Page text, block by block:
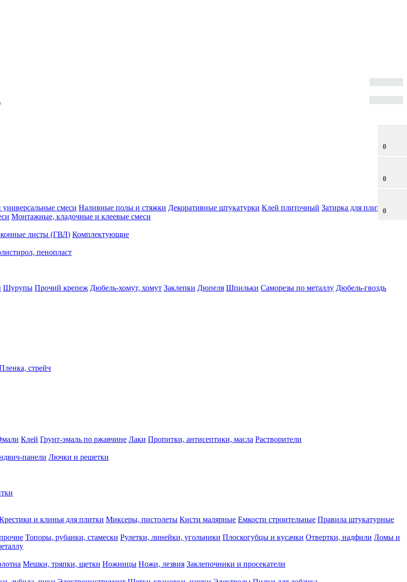
0
0
0
смеси Наливные полы и стяжки Декоративные штукатурки Клей плиточный Затирка для плитки
Монтажные, кладочные и клеевые смеси
листы (ГВЛ) Комплектующие
пенопласт
Шурупы Прочий крепеж Дюбель-хомут, хомут Заклепки Дюпеля Шпильки Саморезы по металлу Дюбель-гвоздь
стрейч
Клей Грунт-эмаль по ржавчине Лаки Пропитки, антисептики, масла Растворители
панели Лючки и решетки
и клинья для плитки Миксеры, пистолеты Кисти малярные Емкости строительные Правила штукатурные
Топоры, рубанки, стамески Рулетки, линейки, угольники Плоскогубцы и кусачки Отвертки, надфили Ломы и
Мешки, тряпки, щетки Ножницы Ножи, лезвия Заклепочники и просекатели